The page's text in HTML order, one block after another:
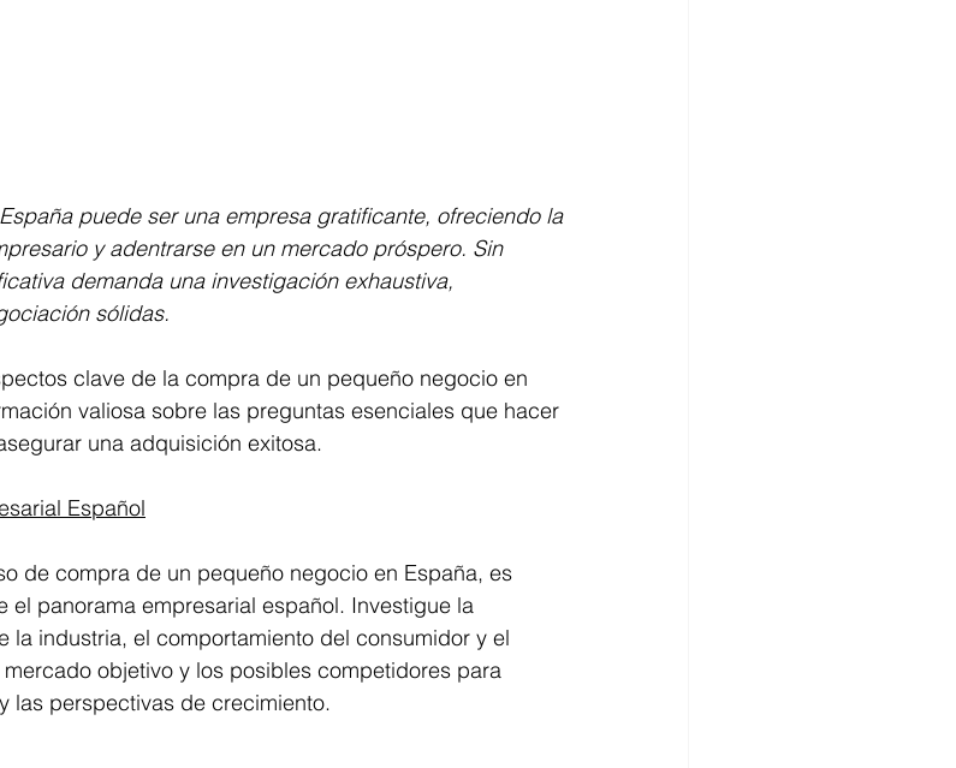
puede ser una empresa gratificante, ofreciendo la
y adentrarse en un mercado próspero. Sin
demanda una investigación exhaustiva,
sólidas.
clave de la compra de un pequeño negocio en
valiosa sobre las preguntas esenciales que hacer
una adquisición exitosa.
Español
de compra de un pequeño negocio en España, es
el panorama empresarial español. Investigue la
la industria, el comportamiento del consumidor y el
objetivo y los posibles competidores para
las perspectivas de crecimiento.